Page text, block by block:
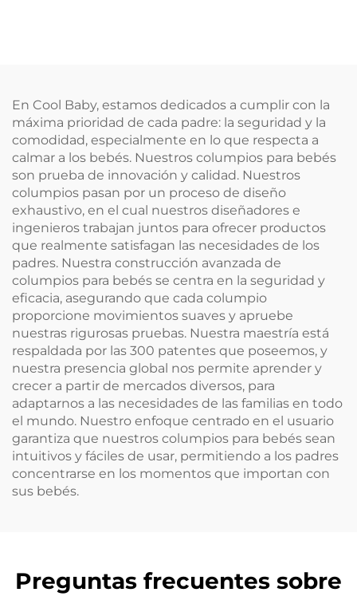
En Cool Baby, estamos dedicados a cumplir con la
máxima prioridad de cada padre: la seguridad y la
comodidad, especialmente en lo que respecta a
calmar a los bebés. Nuestros columpios para bebés
son prueba de innovación y calidad. Nuestros
columpios pasan por un proceso de diseño
exhaustivo, en el cual nuestros diseñadores e
ingenieros trabajan juntos para ofrecer productos
que realmente satisfagan las necesidades de los
padres. Nuestra construcción avanzada de
columpios para bebés se centra en la seguridad y
eficacia, asegurando que cada columpio
proporcione movimientos suaves y apruebe
nuestras rigurosas pruebas. Nuestra maestría está
respaldada por las 300 patentes que poseemos, y
nuestra presencia global nos permite aprender y
crecer a partir de mercados diversos, para
adaptarnos a las necesidades de las familias en todo
el mundo. Nuestro enfoque centrado en el usuario
garantiza que nuestros columpios para bebés sean
intuitivos y fáciles de usar, permitiendo a los padres
concentrarse en los momentos que importan con
sus bebés.
Preguntas frecuentes sobre